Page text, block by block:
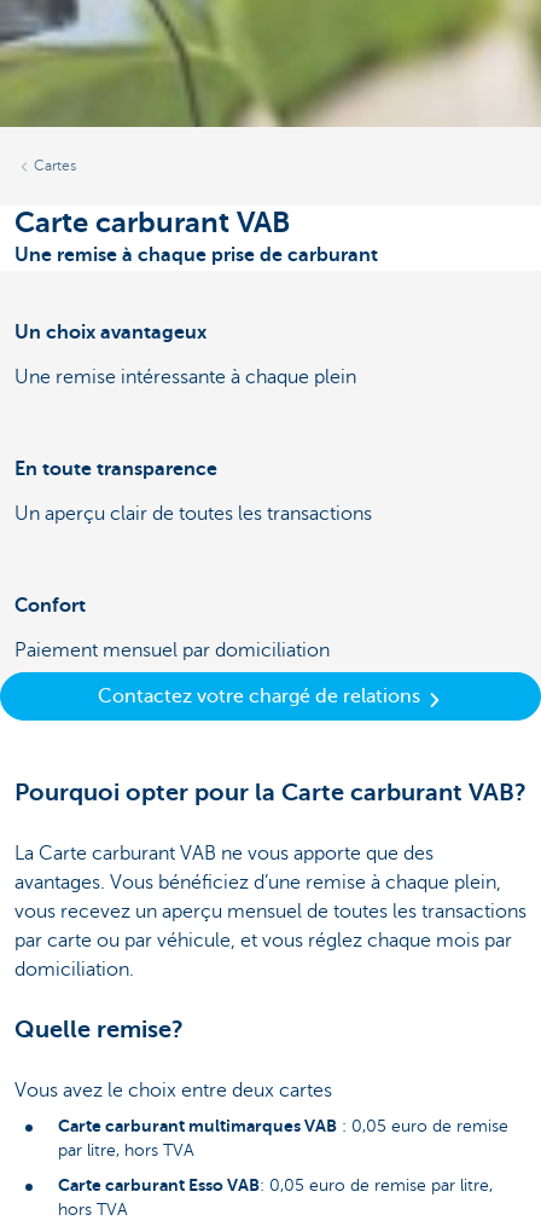
Cartes
Carte carburant VAB
Une remise à chaque prise de carburant
Un choix avantageux
Une remise intéressante à chaque plein
En toute transparence
Un aperçu clair de toutes les transactions
Confort
Paiement mensuel par domiciliation
Contactez votre chargé de relations
Pourquoi opter pour la Carte carburant VAB?
La Carte carburant VAB ne vous apporte que des
avantages. Vous bénéficiez d’une remise à chaque plein,
vous recevez un aperçu mensuel de toutes les transactions
par carte ou par véhicule, et vous réglez chaque mois par
domiciliation.
Quelle remise?
Vous avez le choix entre deux cartes
Carte carburant multimarques VAB : 0,05 euro de remise
par litre, hors TVA
Carte carburant Esso VAB: 0,05 euro de remise par litre,
hors TVA